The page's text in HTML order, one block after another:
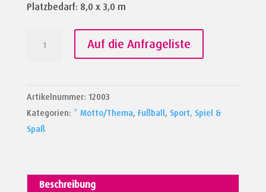
Platzbedarf: 8,0 x 3,0 m
KüchenzeilentorwandAuf die Anfrageliste
Artikelnummer: 12003
Kategorien: * Motto/Thema, Fußball , Sport, Spiel &
Spaß
Beschreibung